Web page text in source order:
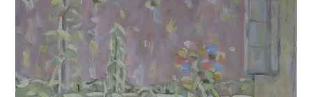
VOL. 1 : LES PEINTURES
VOL. 2 : LES GOUACHES
VOL. 3 : CRAYONS DE COULEUR ET FUSAINS
CONTACT